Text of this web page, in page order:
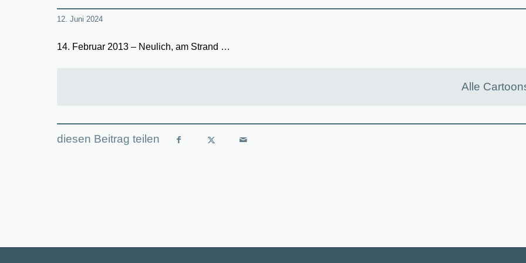
12. Juni 2024
14. Februar 2013 – Neulich, am Strand …
Alle